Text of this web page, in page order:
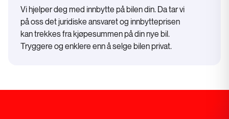
Vi hjelper deg med innbytte på bilen din. Da tar vi
på oss det juridiske ansvaret og innbytteprisen
kan trekkes fra kjøpesummen på din nye bil.
Tryggere og enklere enn å selge bilen privat.